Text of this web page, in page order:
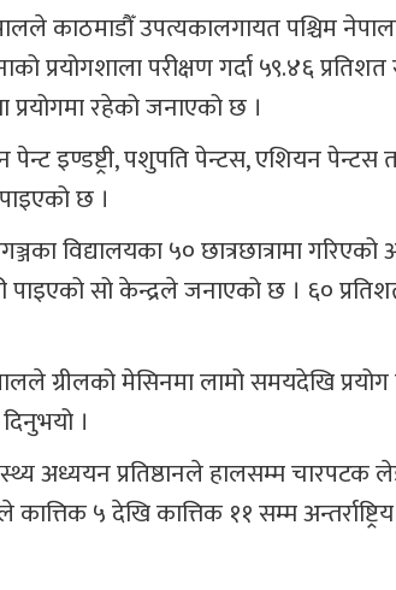
काठमाडौँ उपत्यकालगायत पश्चिम
प्रयोगशाला परीक्षण गर्दा ५९.४६
प्रयोगमा रहेको जनाएको छ ।
इण्डष्ट्री, पशुपति पेन्टस, एशियन पेन्टस
छ ।
विद्यालयका ५० छात्रछात्रामा
पाइएको सो केन्द्रले जनाएको छ । ६०
ग्रीलको मेसिनमा लामो समयदेखि
।
अध्ययन प्रतिष्ठानले हालसम्म चारपटक
५ देखि कात्तिक ११ सम्म